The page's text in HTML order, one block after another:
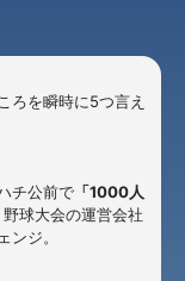
ろを瞬時に5つ言え
チ公前で 「1000人
球大会の運営会社
ジ。